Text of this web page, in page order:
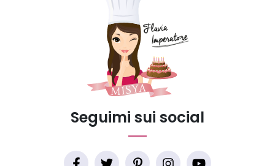
Seguimi sui social